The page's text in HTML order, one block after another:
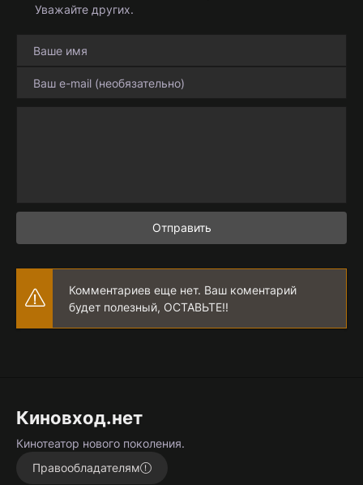
Уважайте других.
Отправить
Комментариев еще нет. Ваш коментарий
будет полезный, ОСТАВЬТЕ!!
Киновход.нет
Кинотеатор нового поколения.
Правообладателям